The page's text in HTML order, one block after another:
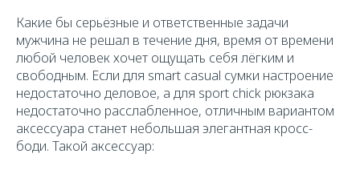
Какие бы серьёзные и ответственные задачи
мужчина не решал в течение дня, время от времени
любой человек хочет ощущать себя лёгким и
свободным. Если для smart casual сумки настроение
недостаточно деловое, а для sport chick рюкзака
недостаточно расслабленное, отличным вариантом
аксессуара станет небольшая элегантная кросс-
боди. Такой аксессуар: